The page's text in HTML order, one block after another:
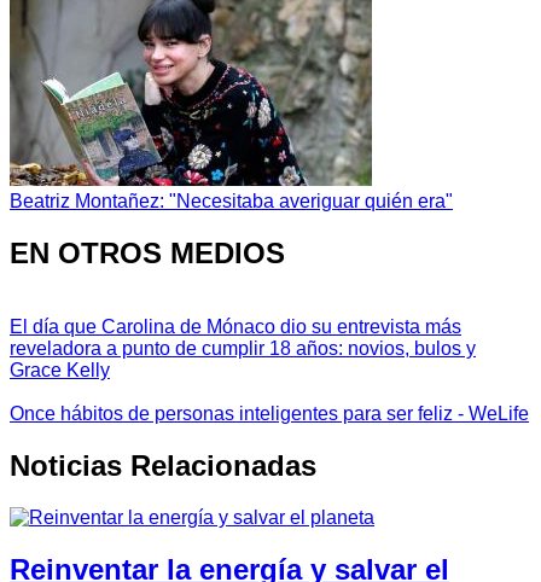
Beatriz Montañez: "Necesitaba averiguar quién era"
EN OTROS MEDIOS
El día que Carolina de Mónaco dio su entrevista más
reveladora a punto de cumplir 18 años: novios, bulos y
Grace Kelly
Once hábitos de personas inteligentes para ser feliz - WeLife
Noticias Relacionadas
Reinventar la energía y salvar el